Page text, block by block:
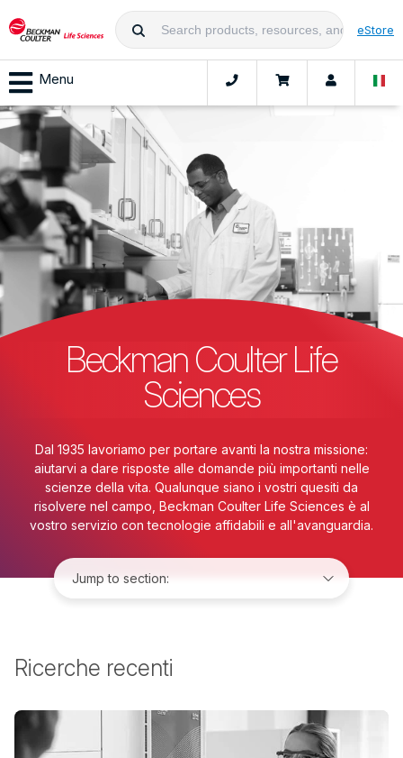
eStore
Menu
Beckman Coulter Life
Sciences
Dal 1935 lavoriamo per portare avanti la nostra missione:
aiutarvi a dare risposte alle domande più importanti nelle
scienze della vita. Qualunque siano i vostri quesiti da
risolvere nel campo, Beckman Coulter Life Sciences è al
vostro servizio con tecnologie affidabili e all'avanguardia.
Ricerche recenti